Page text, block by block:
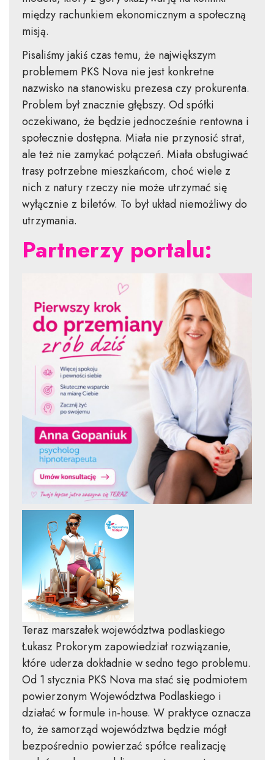
między rachunkiem ekonomicznym a społeczną
misją.
Pisaliśmy jakiś czas temu, że największym
problemem PKS Nova nie jest konkretne
nazwisko na stanowisku prezesa czy prokurenta.
Problem był znacznie głębszy. Od spółki
oczekiwano, że będzie jednocześnie rentowna i
społecznie dostępna. Miała nie przynosić strat,
ale też nie zamykać połączeń. Miała obsługiwać
trasy potrzebne mieszkańcom, choć wiele z
nich z natury rzeczy nie może utrzymać się
wyłącznie z biletów. To był układ niemożliwy do
utrzymania.
Partnerzy portalu:
Teraz marszałek województwa podlaskiego
Łukasz Prokorym zapowiedział rozwiązanie,
które uderza dokładnie w sedno tego problemu.
Od 1 stycznia PKS Nova ma stać się podmiotem
powierzonym Województwa Podlaskiego i
działać w formule in-house. W praktyce oznacza
to, że samorząd województwa będzie mógł
bezpośrednio powierzać spółce realizację